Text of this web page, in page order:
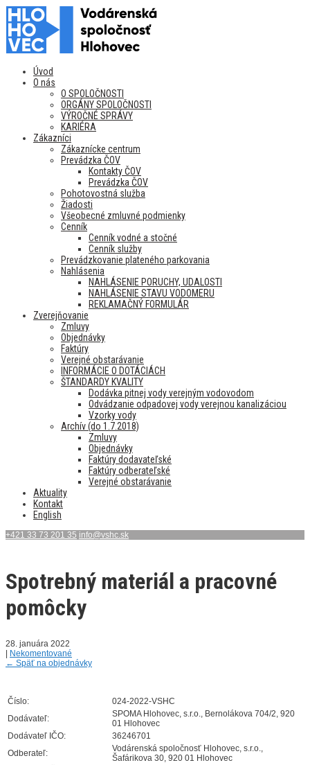
Úvod
O nás
O SPOLOČNOSTI
ORGÁNY SPOLOČNOSTI
VÝROČNÉ SPRÁVY
KARIÉRA
Zákazníci
Zákaznícke centrum
Prevádzka ČOV
Kontakty ČOV
Prevádzka ČOV
Pohotovostná služba
Žiadosti
Všeobecné zmluvné podmienky
Cenník
Cenník vodné a stočné
Cenník služby
Prevádzkovanie plateného parkovania
Nahlásenia
NAHLÁSENIE PORUCHY, UDALOSTI
NAHLÁSENIE STAVU VODOMERU
REKLAMAČNÝ FORMULÁR
Zverejňovanie
Zmluvy
Objednávky
Faktúry
Verejné obstarávanie
INFORMÁCIE O DOTÁCIÁCH
ŠTANDARDY KVALITY
Dodávka pitnej vody verejným vodovodom
Odvádzanie odpadovej vody verejnou kanalizáciou
Vzorky vody
Archív (do 1.7.2018)
Zmluvy
Objednávky
Faktúry dodavateľské
Faktúry odberateľské
Verejné obstarávanie
Aktuality
Kontakt
English
+421 33 73 201 35 info@vshc.sk
Spotrebný materiál a pracovné
pomôcky
28. januára 2022
Nekomentované
← Späť na objednávky
Číslo:
024-2022-VSHC
Dodávateľ:
SPOMA Hlohovec, s.r.o., Bernolákova 704/2, 920
01 Hlohovec
Dodávateľ IČO:
36246701
Odberateľ:
Vodárenská spoločnosť Hlohovec, s.r.o.,
Šafárikova 30, 920 01 Hlohovec